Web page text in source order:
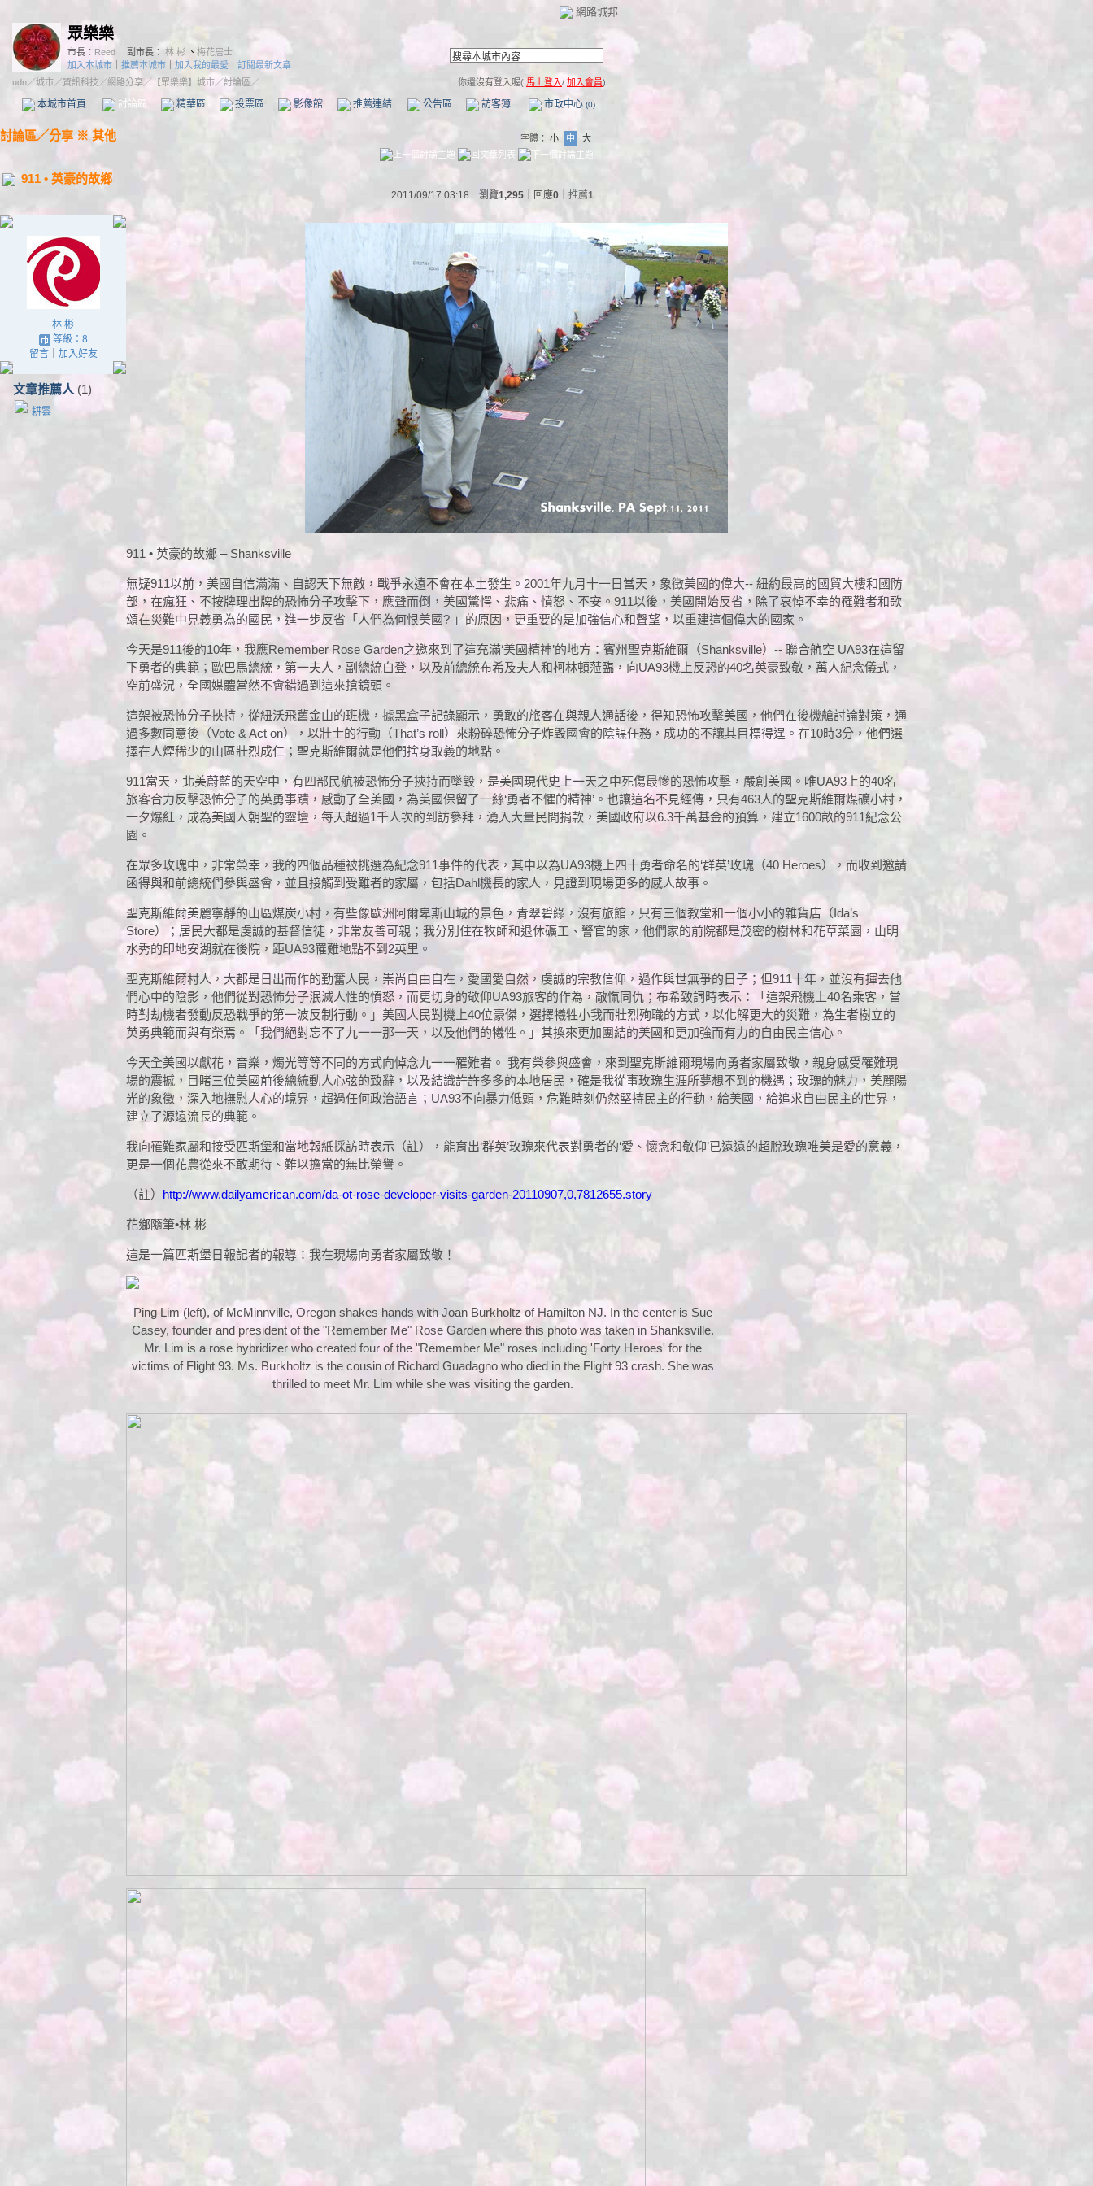
網路城邦
眾樂樂
市長： Reed 副市長： 林 彬 、 梅花居士
加入本城市
推薦本城市 加入我的最愛
訂閱最新文章
udn／城市／資訊科技 ／網路分享 ／ 【眾樂樂】城市／討論區／ 你還沒有登入喔( 馬上登入/ 加入會員)
本城市首頁 討論區 精華區 投票區 影像館 推薦連結 公告區 訪客簿 市政中心 (0)
討論區／分享 ※ 其他 字體： 小 中 大
911 • 英豪的故鄉
2011/09/17 03:18 瀏覽1,295 ｜回應0 推薦1
林 彬
等級：8
留言｜ 加入好友
文章推薦人 (1)
耕雲
911 • 英豪的故鄉 – Shanksville
無疑911以前，美國自信滿滿、自認天下無敵，戰爭永遠不會在本土發生。2001年九月十一日當天，象徵美國的偉大-- 紐約最高的國貿大樓和國防
部，在瘋狂、不按牌理出牌的恐怖分子攻擊下，應聲而倒，美國驚愕、悲痛、憤怒、不安。911以後，美國開始反省，除了哀悼不幸的罹難者和歌
頌在災難中見義勇為的國民，進一步反省「人們為何恨美國? 」的原因，更重要的是加強信心和聲望，以重建這個偉大的國家。
今天是911後的10年，我應Remember Rose Garden之邀來到了這充滿‘美國精神’的地方：賓州聖克斯維爾（Shanksville）-- 聯合航空 UA93在這留
下勇者的典範；歐巴馬總統，第一夫人，副總統白登，以及前總統布希及夫人和柯林頓蒞臨，向UA93機上反恐的40名英豪致敬，萬人紀念儀式，
空前盛況，全國媒體當然不會錯過到這來搶鏡頭。
這架被恐怖分子挾持，從紐沃飛舊金山的班機，據黑盒子記錄顯示，勇敢的旅客在與親人通話後，得知恐怖攻擊美國，他們在後機艙討論對策，通
過多數同意後（Vote & Act on），以壯士的行動（That’s roll）來粉碎恐怖分子炸毀國會的陰謀任務，成功的不讓其目標得逞。在10時3分，他們選
擇在人煙稀少的山區壯烈成仁；聖克斯維爾就是他們捨身取義的地點。
911當天，北美蔚藍的天空中，有四部民航被恐怖分子挾持而墜毀，是美國現代史上一天之中死傷最慘的恐怖攻擊，嚴創美國。唯UA93上的40名
旅客合力反擊恐怖分子的英勇事蹟，感動了全美國，為美國保留了一絲‘勇者不懼的精神’。也讓這名不見經傳，只有463人的聖克斯維爾煤礦小村，
一夕爆紅，成為美國人朝聖的靈壇，每天超過1千人次的到訪參拜，湧入大量民間捐款，美國政府以6.3千萬基金的預算，建立1600畝的911紀念公
園。
在眾多玫瑰中，非常榮幸，我的四個品種被挑選為紀念911事件的代表，其中以為UA93機上四十勇者命名的‘群英’玫瑰（40 Heroes），而收到邀請
函得與和前總統們參與盛會，並且接觸到受難者的家屬，包括Dahl機長的家人，見證到現場更多的感人故事。
聖克斯維爾美麗寧靜的山區煤炭小村，有些像歐洲阿爾卑斯山城的景色，青翠碧綠，沒有旅館，只有三個教堂和一個小小的雜貨店（Ida’s
Store）；居民大都是虔誠的基督信徒，非常友善可親；我分別住在牧師和退休礦工、警官的家，他們家的前院都是茂密的樹林和花草菜園，山明
水秀的印地安湖就在後院，距UA93罹難地點不到2英里。
聖克斯維爾村人，大都是日出而作的勤奮人民，崇尚自由自在，愛國愛自然，虔誠的宗教信仰，過作與世無爭的日子；但911十年，並沒有揮去他
們心中的陰影，他們從對恐怖分子泯滅人性的憤怒，而更切身的敬仰UA93旅客的作為，敵愾同仇；布希致詞時表示：「這架飛機上40名乘客，當
時對劫機者發動反恐戰爭的第一波反制行動。」美國人民對機上40位豪傑，選擇犧牲小我而壯烈殉職的方式，以化解更大的災難，為生者樹立的
英勇典範而與有榮焉。「我們絕對忘不了九一一那一天，以及他們的犧牲。」其換來更加團結的美國和更加強而有力的自由民主信心。
今天全美國以獻花，音樂，燭光等等不同的方式向悼念九一一罹難者。 我有榮參與盛會，來到聖克斯維爾現場向勇者家屬致敬，親身感受罹難現
場的震撼，目睹三位美國前後總統動人心弦的致辭，以及結識許許多多的本地居民，確是我從事玫瑰生涯所夢想不到的機遇；玫瑰的魅力，美麗陽
光的象徵，深入地撫慰人心的境界，超過任何政治語言；UA93不向暴力低頭，危難時刻仍然堅持民主的行動，給美國，給追求自由民主的世界，
建立了源遠流長的典範。
我向罹難家屬和接受匹斯堡和當地報紙採訪時表示（註），能育出‘群英’玫瑰來代表對勇者的‘愛、懷念和敬仰’已遠遠的超脫玫瑰唯美是愛的意義，
更是一個花農從來不敢期待、難以擔當的無比榮譽。
（註） http://www.dailyamerican.com/da-ot-rose-developer-visits-garden-20110907,0,7812655.story
花鄉隨筆•林 彬
這是一篇匹斯堡日報記者的報導：我在現場向勇者家屬致敬！
Ping Lim (left), of McMinnville, Oregon shakes hands with Joan Burkholtz of Hamilton NJ. In the center is Sue
Casey, founder and president of the "Remember Me" Rose Garden where this photo was taken in Shanksville.
Mr. Lim is a rose hybridizer who created four of the "Remember Me" roses including 'Forty Heroes' for the
victims of Flight 93. Ms. Burkholtz is the cousin of Richard Guadagno who died in the Flight 93 crash. She was
thrilled to meet Mr. Lim while she was visiting the garden.